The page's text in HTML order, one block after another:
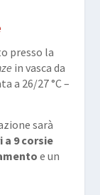
presso la
in vasca da
a 26/27 °C –
sarà
a 9 corsie
e un